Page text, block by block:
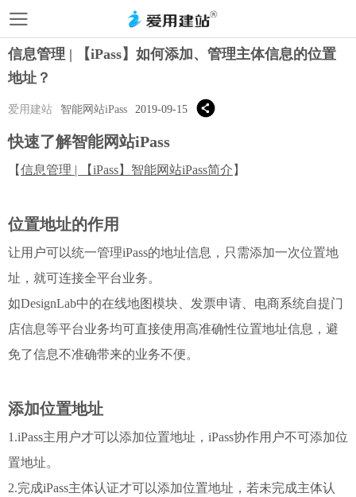
信息管理 | 【iPass】如何添加、管理主体信息的位置
地址？
爱用建站 智能网站iPass 2019-09-15
快速了解智能网站iPass
【信息管理 | 【iPass】智能网站iPass简介 】
位置地址的作用
让用户可以统一管理iPass的地址信息，只需添加一次位置地
址，就可连接全平台业务。
如DesignLab中的在线地图模块、发票申请、电商系统自提门
店信息等平台业务均可直接使用高准确性位置地址信息，避
免了信息不准确带来的业务不便。
添加位置地址
1.iPass主用户才可以添加位置地址，iPass协作用户不可添加位
置地址。
2.完成iPass主体认证才可以添加位置地址，若未完成主体认